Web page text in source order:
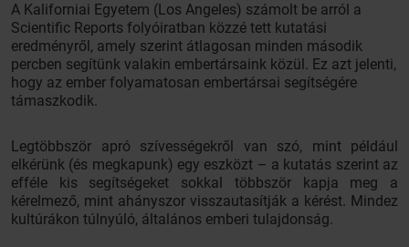
A Kaliforniai Egyetem (Los Angeles) számolt be arról a
Scientific Reports folyóiratban közzé tett kutatási
eredményről, amely szerint átlagosan minden második
percben segítünk valakin embertársaink közül. Ez azt jelenti,
hogy az ember folyamatosan embertársai segítségére
támaszkodik.
Legtöbbször apró szívességekről van szó, mint például
elkérünk (és megkapunk) egy eszközt – a kutatás szerint az
efféle kis segítségeket sokkal többször kapja meg a
kérelmező, mint ahányszor visszautasítják a kérést. Mindez
kultúrákon túlnyúló, általános emberi tulajdonság.